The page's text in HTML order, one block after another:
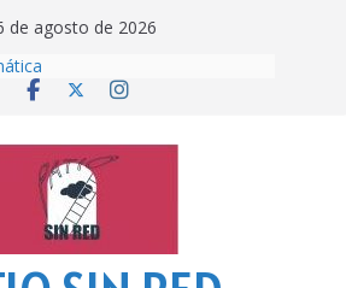
de agosto de 2026
hasta entonces…
broma infinita’ de recomendar
veraniegas
del Mundial